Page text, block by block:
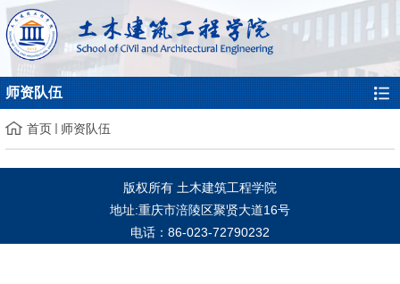
师资队伍
首页 师资队伍
版权所有 土木建筑工程学院
地址:重庆市涪陵区聚贤大道16号
电话：86-023-72790232